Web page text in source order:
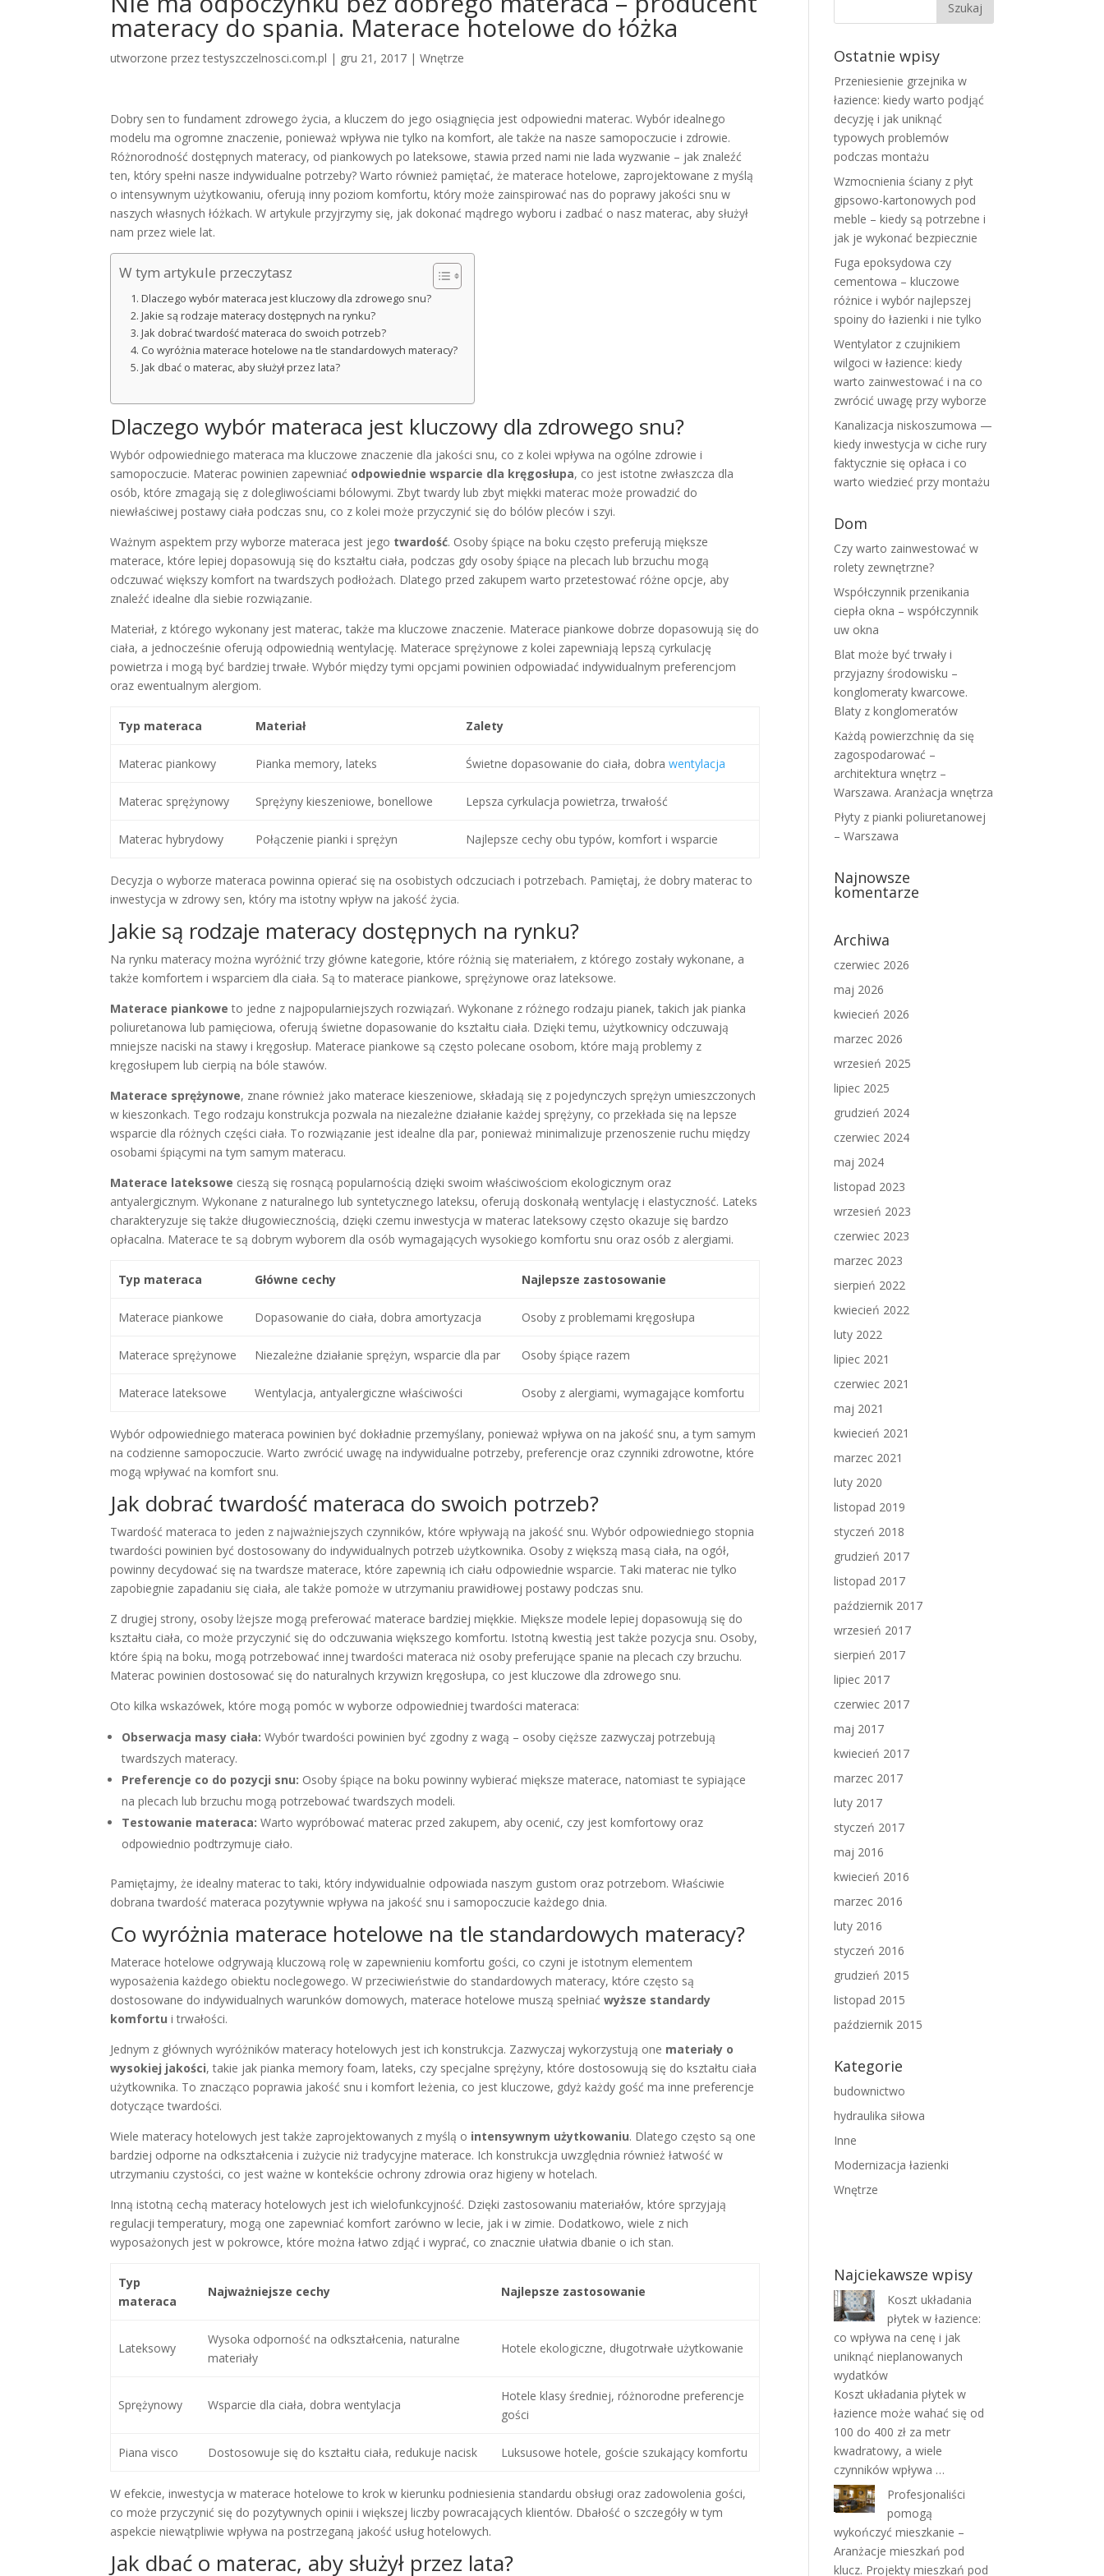
materacy do spania. Materace hotelowe do łóżka
utworzone przeztestyszczelnosci.com.pl | gru 21, 2017 |Wnętrze
Dobry sen to fundament zdrowego życia, a kluczem do jego osiągnięcia jest odpowiedni materac. Wybór idealnego
modelu ma ogromne znaczenie, ponieważ wpływa nie tylko na komfort, ale także na nasze samopoczucie i zdrowie.
Różnorodność dostępnych materacy, od piankowych po lateksowe, stawia przed nami nie lada wyzwanie – jak znaleźć
ten, który spełni nasze indywidualne potrzeby? Warto również pamiętać, że materace hotelowe, zaprojektowane z myślą
o intensywnym użytkowaniu, oferują inny poziom komfortu, który może zainspirować nas do poprawy jakości snu w
naszych własnych łóżkach. W artykule przyjrzymy się, jak dokonać mądrego wyboru i zadbać o nasz materac, aby służył
nam przez wiele lat.
W tym artykule przeczytasz
Dlaczego wybór materaca jest kluczowy dla zdrowego snu?
Jakie są rodzaje materacy dostępnych na rynku?
Jak dobrać twardość materaca do swoich potrzeb?
Co wyróżnia materace hotelowe na tle standardowych materacy?
Jak dbać o materac, aby służył przez lata?
Dlaczego wybór materaca jest kluczowy dla zdrowego snu?
Wybór odpowiedniego materaca ma kluczowe znaczenie dla jakości snu, co z kolei wpływa na ogólne zdrowie i
samopoczucie. Materac powinien zapewniać odpowiednie wsparcie dla kręgosłupa, co jest istotne zwłaszcza dla
osób, które zmagają się z dolegliwościami bólowymi. Zbyt twardy lub zbyt miękki materac może prowadzić do
niewłaściwej postawy ciała podczas snu, co z kolei może przyczynić się do bólów pleców i szyi.
Ważnym aspektem przy wyborze materaca jest jego twardość. Osoby śpiące na boku często preferują miększe
materace, które lepiej dopasowują się do kształtu ciała, podczas gdy osoby śpiące na plecach lub brzuchu mogą
odczuwać większy komfort na twardszych podłożach. Dlatego przed zakupem warto przetestować różne opcje, aby
znaleźć idealne dla siebie rozwiązanie.
Materiał, z którego wykonany jest materac, także ma kluczowe znaczenie. Materace piankowe dobrze dopasowują się do
ciała, a jednocześnie oferują odpowiednią wentylację. Materace sprężynowe z kolei zapewniają lepszą cyrkulację
powietrza i mogą być bardziej trwałe. Wybór między tymi opcjami powinien odpowiadać indywidualnym preferencjom
oraz ewentualnym alergiom.
Typ materaca Materiał Zalety
Materac piankowy Pianka memory, lateks Świetne dopasowanie do ciała, dobra wentylacja
Materac sprężynowy Sprężyny kieszeniowe, bonellowe Lepsza cyrkulacja powietrza, trwałość
Materac hybrydowy Połączenie pianki i sprężyn Najlepsze cechy obu typów, komfort i wsparcie
Decyzja o wyborze materaca powinna opierać się na osobistych odczuciach i potrzebach. Pamiętaj, że dobry materac to
inwestycja w zdrowy sen, który ma istotny wpływ na jakość życia.
Jakie są rodzaje materacy dostępnych na rynku?
Na rynku materacy można wyróżnić trzy główne kategorie, które różnią się materiałem, z którego zostały wykonane, a
także komfortem i wsparciem dla ciała. Są to materace piankowe, sprężynowe oraz lateksowe.
Materace piankowe to jedne z najpopularniejszych rozwiązań. Wykonane z różnego rodzaju pianek, takich jak pianka
poliuretanowa lub pamięciowa, oferują świetne dopasowanie do kształtu ciała. Dzięki temu, użytkownicy odczuwają
mniejsze naciski na stawy i kręgosłup. Materace piankowe są często polecane osobom, które mają problemy z
kręgosłupem lub cierpią na bóle stawów.
Materace sprężynowe, znane również jako materace kieszeniowe, składają się z pojedynczych sprężyn umieszczonych
w kieszonkach. Tego rodzaju konstrukcja pozwala na niezależne działanie każdej sprężyny, co przekłada się na lepsze
wsparcie dla różnych części ciała. To rozwiązanie jest idealne dla par, ponieważ minimalizuje przenoszenie ruchu między
osobami śpiącymi na tym samym materacu.
Materace lateksowe cieszą się rosnącą popularnością dzięki swoim właściwościom ekologicznym oraz
antyalergicznym. Wykonane z naturalnego lub syntetycznego lateksu, oferują doskonałą wentylację i elastyczność. Lateks
charakteryzuje się także długowiecznością, dzięki czemu inwestycja w materac lateksowy często okazuje się bardzo
opłacalna. Materace te są dobrym wyborem dla osób wymagających wysokiego komfortu snu oraz osób z alergiami.
Typ materaca Główne cechy Najlepsze zastosowanie
Materace piankowe Dopasowanie do ciała, dobra amortyzacja Osoby z problemami kręgosłupa
Materace sprężynowe Niezależne działanie sprężyn, wsparcie dla par Osoby śpiące razem
Materace lateksowe Wentylacja, antyalergiczne właściwości Osoby z alergiami, wymagające komfortu
Wybór odpowiedniego materaca powinien być dokładnie przemyślany, ponieważ wpływa on na jakość snu, a tym samym
na codzienne samopoczucie. Warto zwrócić uwagę na indywidualne potrzeby, preferencje oraz czynniki zdrowotne, które
mogą wpływać na komfort snu.
Jak dobrać twardość materaca do swoich potrzeb?
Twardość materaca to jeden z najważniejszych czynników, które wpływają na jakość snu. Wybór odpowiedniego stopnia
twardości powinien być dostosowany do indywidualnych potrzeb użytkownika. Osoby z większą masą ciała, na ogół,
powinny decydować się na twardsze materace, które zapewnią ich ciału odpowiednie wsparcie. Taki materac nie tylko
zapobiegnie zapadaniu się ciała, ale także pomoże w utrzymaniu prawidłowej postawy podczas snu.
Z drugiej strony, osoby lżejsze mogą preferować materace bardziej miękkie. Miększe modele lepiej dopasowują się do
kształtu ciała, co może przyczynić się do odczuwania większego komfortu. Istotną kwestią jest także pozycja snu. Osoby,
które śpią na boku, mogą potrzebować innej twardości materaca niż osoby preferujące spanie na plecach czy brzuchu.
Materac powinien dostosować się do naturalnych krzywizn kręgosłupa, co jest kluczowe dla zdrowego snu.
Oto kilka wskazówek, które mogą pomóc w wyborze odpowiedniej twardości materaca:
Obserwacja masy ciała: Wybór twardości powinien być zgodny z wagą – osoby cięższe zazwyczaj potrzebują
twardszych materacy.
Preferencje co do pozycji snu: Osoby śpiące na boku powinny wybierać miększe materace, natomiast te sypiające
na plecach lub brzuchu mogą potrzebować twardszych modeli.
Testowanie materaca: Warto wypróbować materac przed zakupem, aby ocenić, czy jest komfortowy oraz
odpowiednio podtrzymuje ciało.
Pamiętajmy, że idealny materac to taki, który indywidualnie odpowiada naszym gustom oraz potrzebom. Właściwie
dobrana twardość materaca pozytywnie wpływa na jakość snu i samopoczucie każdego dnia.
Co wyróżnia materace hotelowe na tle standardowych materacy?
Materace hotelowe odgrywają kluczową rolę w zapewnieniu komfortu gości, co czyni je istotnym elementem
wyposażenia każdego obiektu noclegowego. W przeciwieństwie do standardowych materacy, które często są
dostosowane do indywidualnych warunków domowych, materace hotelowe muszą spełniaćwyższe standardy
komfortu i trwałości.
Jednym z głównych wyróżników materacy hotelowych jest ich konstrukcja. Zazwyczaj wykorzystują one materiały o
wysokiej jakości, takie jak pianka memory foam, lateks, czy specjalne sprężyny, które dostosowują się do kształtu ciała
użytkownika. To znacząco poprawia jakość snu i komfort leżenia, co jest kluczowe, gdyż każdy gość ma inne preferencje
dotyczące twardości.
Wiele materacy hotelowych jest także zaprojektowanych z myślą o intensywnym użytkowaniu. Dlatego często są one
bardziej odporne na odkształcenia i zużycie niż tradycyjne materace. Ich konstrukcja uwzględnia również łatwość w
utrzymaniu czystości, co jest ważne w kontekście ochrony zdrowia oraz higieny w hotelach.
Inną istotną cechą materacy hotelowych jest ich wielofunkcyjność. Dzięki zastosowaniu materiałów, które sprzyjają
regulacji temperatury, mogą one zapewniać komfort zarówno w lecie, jak i w zimie. Dodatkowo, wiele z nich
wyposażonych jest w pokrowce, które można łatwo zdjąć i wyprać, co znacznie ułatwia dbanie o ich stan.
Typ
materaca
Najważniejsze cechy Najlepsze zastosowanie
Lateksowy
Wysoka odporność na odkształcenia, naturalne
materiały
Hotele ekologiczne, długotrwałe użytkowanie
Sprężynowy Wsparcie dla ciała, dobra wentylacja
Hotele klasy średniej, różnorodne preferencje
gości
Piana visco Dostosowuje się do kształtu ciała, redukuje nacisk Luksusowe hotele, goście szukający komfortu
W efekcie, inwestycja w materace hotelowe to krok w kierunku podniesienia standardu obsługi oraz zadowolenia gości,
co może przyczynić się do pozytywnych opinii i większej liczby powracających klientów. Dbałość o szczegóły w tym
aspekcie niewątpliwie wpływa na postrzeganą jakość usług hotelowych.
Jak dbać o materac, aby służył przez lata?
Ostatnie wpisy
Przeniesienie grzejnika w
łazience: kiedy warto podjąć
decyzję i jak uniknąć
typowych problemów
podczas montażu
Wzmocnienia ściany z płyt
gipsowo-kartonowych pod
meble – kiedy są potrzebne i
jak je wykonać bezpiecznie
Fuga epoksydowa czy
cementowa – kluczowe
różnice i wybór najlepszej
spoiny do łazienki i nie tylko
Wentylator z czujnikiem
wilgoci w łazience: kiedy
warto zainwestować i na co
zwrócić uwagę przy wyborze
Kanalizacja niskoszumowa —
kiedy inwestycja w ciche rury
faktycznie się opłaca i co
warto wiedzieć przy montażu
Dom
Czy warto zainwestować w
rolety zewnętrzne?
Współczynnik przenikania
ciepła okna – współczynnik
uw okna
Blat może być trwały i
przyjazny środowisku –
konglomeraty kwarcowe.
Blaty z konglomeratów
Każdą powierzchnię da się
zagospodarować –
architektura wnętrz –
Warszawa. Aranżacja wnętrza
Płyty z pianki poliuretanowej
– Warszawa
Najnowsze
komentarze
Archiwa
czerwiec 2026
maj 2026
kwiecień 2026
marzec 2026
wrzesień 2025
lipiec 2025
grudzień 2024
czerwiec 2024
maj 2024
listopad 2023
wrzesień 2023
czerwiec 2023
marzec 2023
sierpień 2022
kwiecień 2022
luty 2022
lipiec 2021
czerwiec 2021
maj 2021
kwiecień 2021
marzec 2021
luty 2020
listopad 2019
styczeń 2018
grudzień 2017
listopad 2017
październik 2017
wrzesień 2017
sierpień 2017
lipiec 2017
czerwiec 2017
maj 2017
kwiecień 2017
marzec 2017
luty 2017
styczeń 2017
maj 2016
kwiecień 2016
marzec 2016
luty 2016
styczeń 2016
grudzień 2015
listopad 2015
październik 2015
Kategorie
budownictwo
hydraulika siłowa
Inne
Modernizacja łazienki
Wnętrze
Najciekawsze wpisy
Koszt układania
płytek w łazience:
co wpływa na cenę i jak
uniknąć nieplanowanych
wydatków
Koszt układania płytek w
łazience może wahać się od
100 do 400 zł za metr
kwadratowy, a wiele
czynników wpływa …
Profesjonaliści
pomogą
wykończyć mieszkanie –
Aranżacje mieszkań pod
klucz. Projekty mieszkań pod